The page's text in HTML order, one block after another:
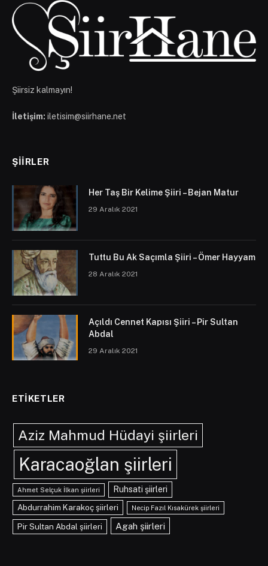
Şiirsiz kalmayın!
İletişim: iletisim@siirhane.net
ŞIIRLER
Her Taş Bir Kelime Şiiri – Bejan Matur
29 Aralık 2021
Tuttu Bu Ak Saçımla Şiiri – Ömer Hayyam
28 Aralık 2021
Açıldı Cennet Kapısı Şiiri – Pir Sultan
Abdal
29 Aralık 2021
ETIKETLER
Aziz Mahmud Hüdayi şiirleri
Karacaoğlan şiirleri
Ahmet Selçuk İlkan şiirleri
Ruhsati şiirleri
Abdurrahim Karakoç şiirleri
Necip Fazıl Kısakürek şiirleri
Pir Sultan Abdal şiirleri Agah şiirleri